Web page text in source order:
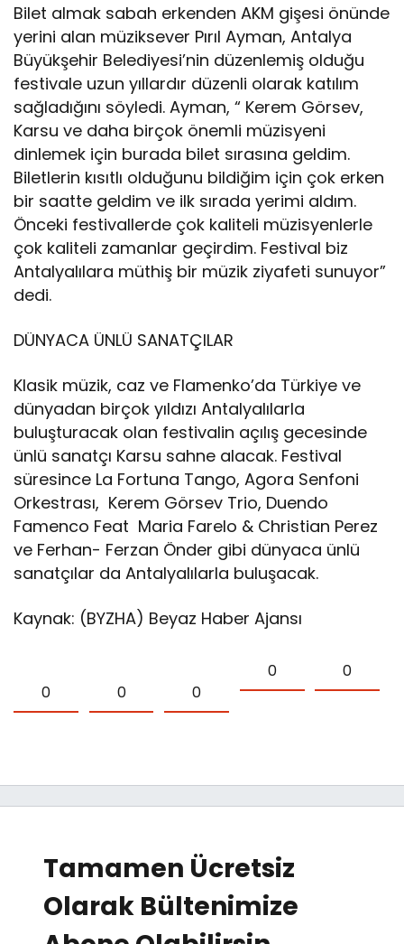
Bilet almak sabah erkenden AKM gişesi önünde
yerini alan müziksever Pırıl Ayman, Antalya
Büyükşehir Belediyesi’nin düzenlemiş olduğu
festivale uzun yıllardır düzenli olarak katılım
sağladığını söyledi. Ayman, “ Kerem Görsev,
Karsu ve daha birçok önemli müzisyeni
dinlemek için burada bilet sırasına geldim.
Biletlerin kısıtlı olduğunu bildiğim için çok erken
bir saatte geldim ve ilk sırada yerimi aldım.
Önceki festivallerde çok kaliteli müzisyenlerle
çok kaliteli zamanlar geçirdim. Festival biz
Antalyalılara müthiş bir müzik ziyafeti sunuyor”
dedi.
DÜNYACA ÜNLÜ SANATÇILAR
Klasik müzik, caz ve Flamenko’da Türkiye ve
dünyadan birçok yıldızı Antalyalılarla
buluşturacak olan festivalin açılış gecesinde
ünlü sanatçı Karsu sahne alacak. Festival
süresince La Fortuna Tango, Agora Senfoni
Orkestrası, Kerem Görsev Trio, Duendo
Famenco Feat Maria Farelo & Christian Perez
ve Ferhan- Ferzan Önder gibi dünyaca ünlü
sanatçılar da Antalyalılarla buluşacak.
Kaynak: (BYZHA) Beyaz Haber Ajansı
0 0 0
0 0
Tamamen Ücretsiz
Olarak Bültenimize